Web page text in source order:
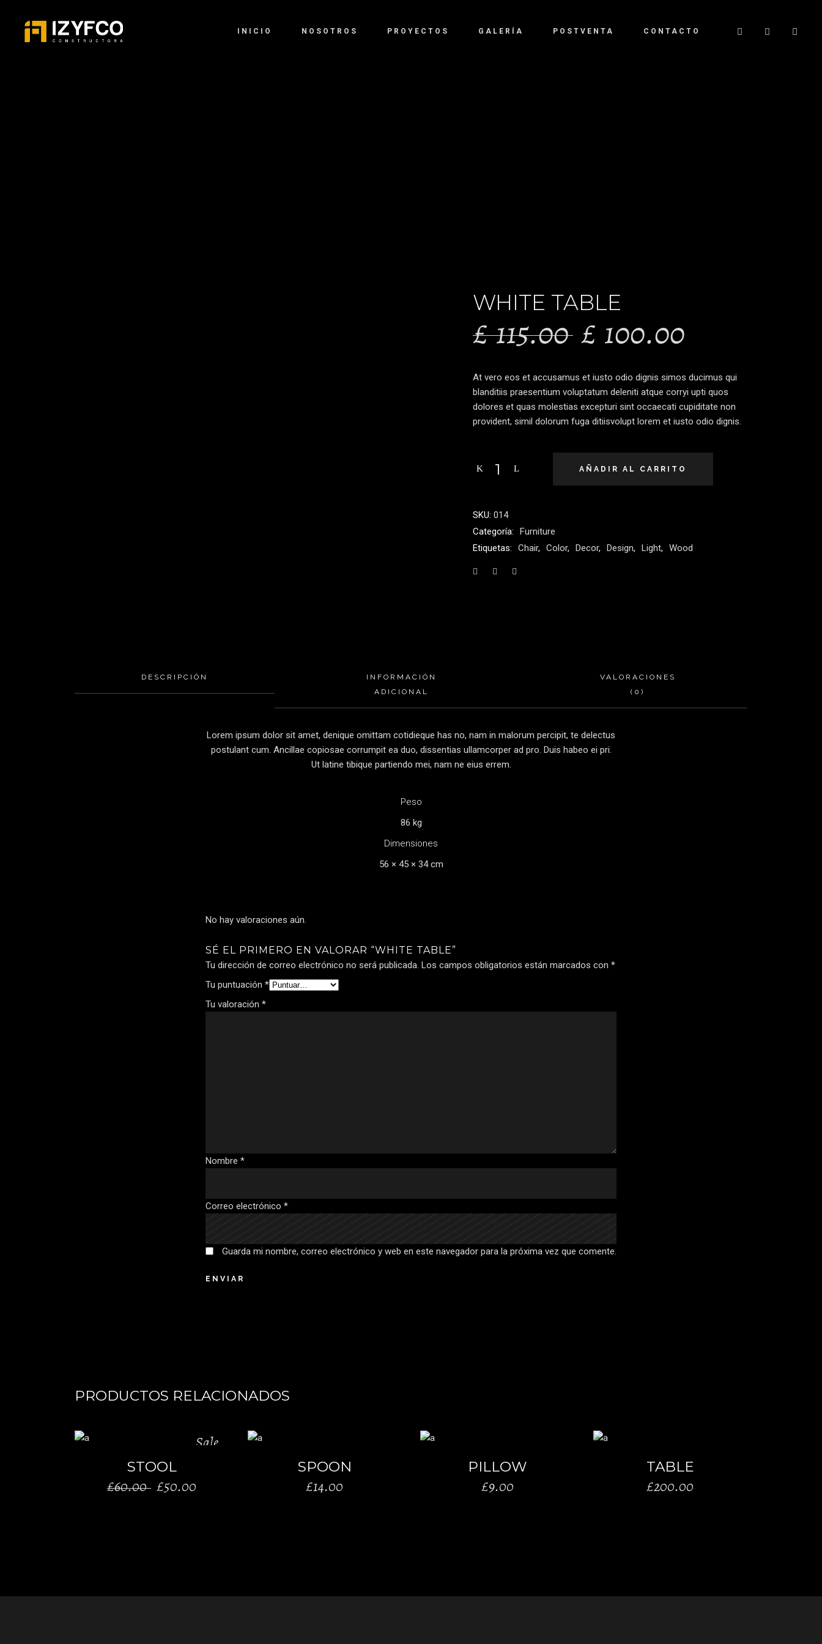
INICIO NOSOTROS PROYECTOS GALERÍA POSTVENTA CONTACTO
WHITE TABLE
£115.00 El
precio
original
era:
£115.00.
£ 100.00
precio
actual
es:
At vero eos et accusamus et iusto odio dignis simos ducimus qui
blanditiis praesentium voluptatum deleniti atque corryi upti quos
dolores et quas molestias excepturi sint occaecati cupiditate non
provident, simil dolorum fuga ditiisvolupt lorem et iusto odio dignis.
AÑADIR AL CARRITO
SKU: 014
Categoría:
Furniture
Etiquetas:
Chair, Color, Decor, Design, Light, Wood
DESCRIPCIÓN
INFORMACIÓN
ADICIONAL
VALORACIONES
(0)
Lorem ipsum dolor sit amet, denique omittam cotidieque has no, nam in malorum percipit, te delectus
postulant cum. Ancillae copiosae corrumpit ea duo, dissentias ullamcorper ad pro. Duis habeo ei pri.
Ut latine tibique partiendo mei, nam ne eius errem.
Peso
86 kg
Dimensiones
56 × 45 × 34 cm
No hay valoraciones aún.
SÉ EL PRIMERO EN VALORAR “WHITE TABLE”
Tu dirección de correo electrónico no será publicada. Los campos obligatorios están marcados con *
Tu puntuación *
Tu valoración *
Nombre *
Correo electrónico *
Guarda mi nombre, correo electrónico y web en este navegador para la próxima vez que comente.
PRODUCTOS RELACIONADOS
Sale
AÑADIR AL CARRITO
STOOL
£60.00 El
£50.00
SPOON
£14.00
PILLOW
£9.00
TABLE
£200.00